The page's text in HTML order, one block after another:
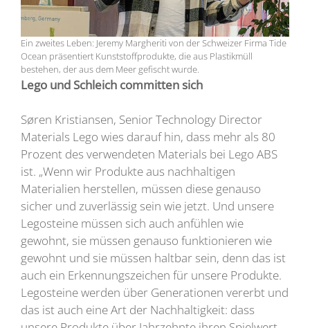
Ein zweites Leben: Jeremy Margheriti von der Schweizer Firma Tide
Ocean präsentiert Kunststoffprodukte, die aus Plastikmüll
bestehen, der aus dem Meer gefischt wurde.
Lego und Schleich committen sich
Søren Kristiansen, Senior Technology Director
Materials Lego wies darauf hin, dass mehr als 80
Prozent des verwendeten Materials bei Lego ABS
ist. „Wenn wir Produkte aus nachhaltigen
Materialien herstellen, müssen diese genauso
sicher und zuverlässig sein wie jetzt. Und unsere
Legosteine müssen sich auch anfühlen wie
gewohnt, sie müssen genauso funktionieren wie
gewohnt und sie müssen haltbar sein, denn das ist
auch ein Erkennungszeichen für unsere Produkte.
Legosteine werden über Generationen vererbt und
das ist auch eine Art der Nachhaltigkeit: dass